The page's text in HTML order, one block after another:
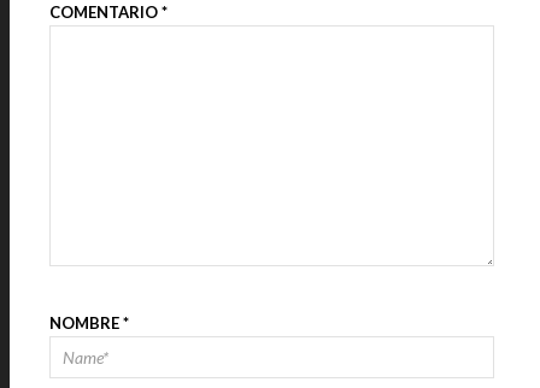
COMENTARIO*
NOMBRE*